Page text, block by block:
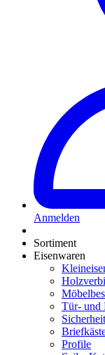
Anmelden
Sortiment
Eisenwaren
Tür- und
Profile